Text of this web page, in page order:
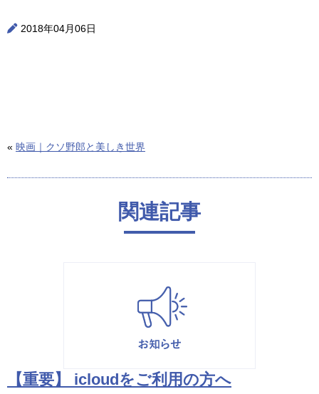
2018年04月06日
« 映画｜クソ野郎と美しき世界
関連記事
【重要】 icloudをご利用の方へ